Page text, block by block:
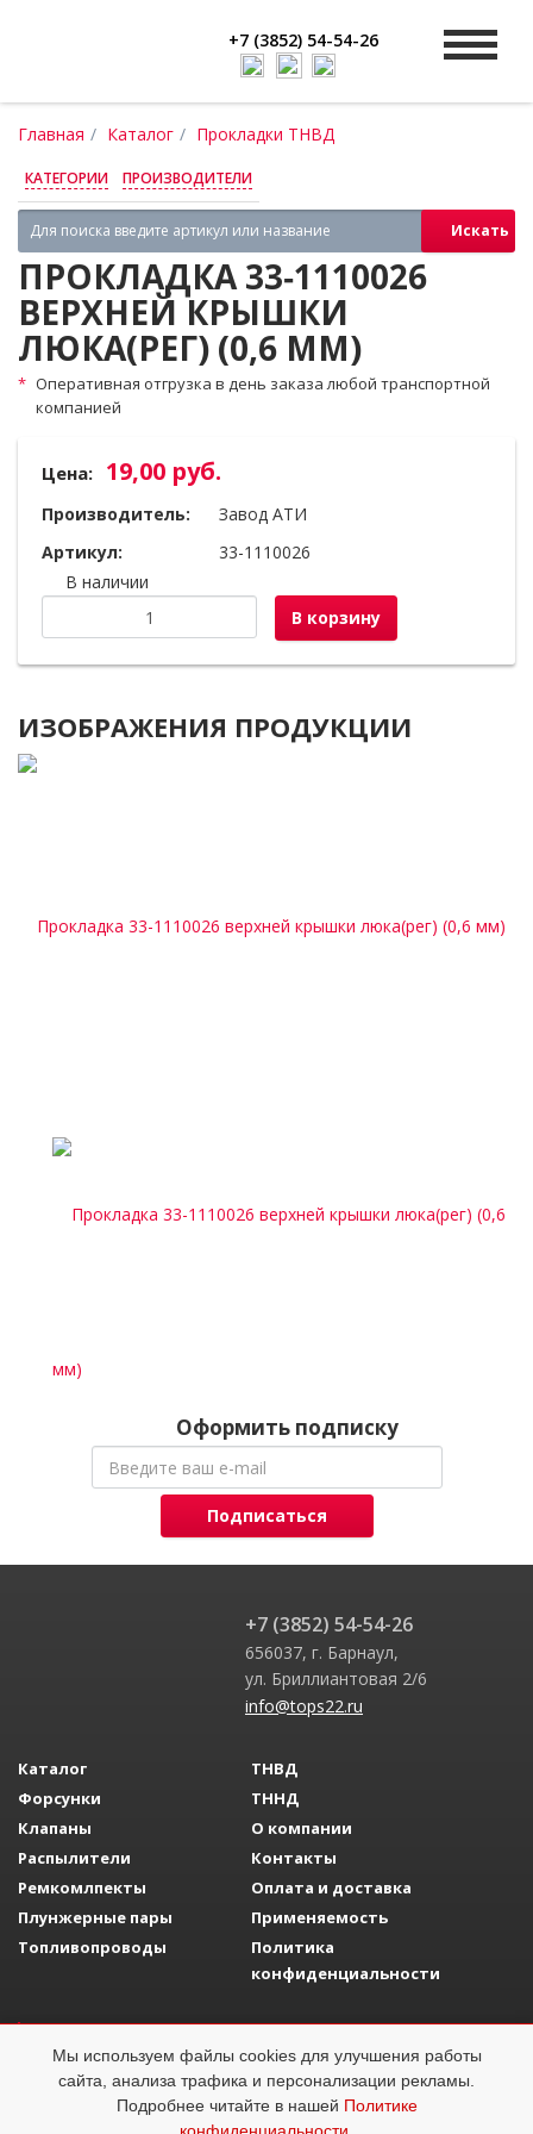
+7 (3852) 54-54-26
Главная Каталог Прокладки ТНВД
КАТЕГОРИИ ПРОИЗВОДИТЕЛИ
Искать
ПРОКЛАДКА 33‑1110026
ВЕРХНЕЙ КРЫШКИ
ЛЮКА(РЕГ) (0,6 ММ)
Оперативная отгрузка в день заказа любой транспортной
компанией
Цена: 19,00 руб.
Производитель:
Завод АТИ
Артикул:
33-1110026
В наличии
В корзину
ИЗОБРАЖЕНИЯ ПРОДУКЦИИ
Оформить подписку
Подписаться
+7 (3852) 54-54-26
656037, г. Барнаул,
ул. Бриллиантовая 2/6
info@tops22.ru
Каталог
Форсунки
Клапаны
Распылители
Ремкомлпекты
Плунжерные пары
Топливопроводы
ТНВД
ТННД
О компании
Контакты
Оплата и доставка
Применяемость
Политика
конфиденциальности
Топливная аппаратура
ОГРН 1142223008058
Мы используем файлы cookies для улучшения работы
сайта, анализа трафика и персонализации рекламы.
Подробнее читайте в нашей Политике